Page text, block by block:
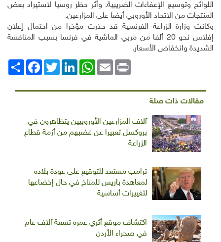
اللوائح وتوسيع الإعفاءات الضريبية. وأثر حظر روسيا لاستيراد بعض
المنتجات من الاتحاد الأوروبي أيضا على المزارعين.
وكانت وزارة الزراعة الفرنسية قد حذرت مؤخرا من احتمال إعلان
إفلاس نحو 20 ألفا من مربي الماشية في فرنسا بسبب المنافسة
الشديدة وانخفاض الأسعار.
انشر
FacebookTwitterLinkedIn
WhatsAppEmail Print
مقالات ذات صلة
آلاف المزارعين الأوروبيين يتظاهرون في
بروكسل تعبيرا عن غضبهم من أزمة قطاع
الزراعة
ترامب مستعد للتوقيع على عودة بلاده
لمعاهدة باريس للمناخ في حال إخضاعها
لتغييرات أساسية
اكتشاف موقع أثري عمره تسعة آلاف عام
في صحراء الأردن